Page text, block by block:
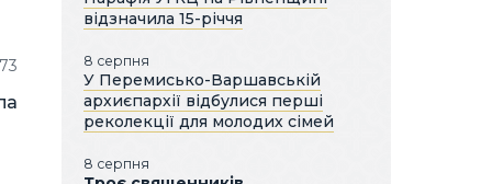
відзначила 15-річчя
8 серпня
У Перемисько-Варшавській
архиєпархії відбулися перші
реколекції для молодих сімей
8 серпня